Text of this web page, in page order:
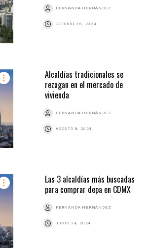
FERNANDA HERNÁNDEZ
OCTUBRE 16, 2024
Alcaldías tradicionales se
rezagan en el mercado de
vivienda
FERNANDA HERNÁNDEZ
AGOSTO 8, 2024
Las 3 alcaldías más buscadas
para comprar depa en CDMX
FERNANDA HERNÁNDEZ
JUNIO 24, 2024